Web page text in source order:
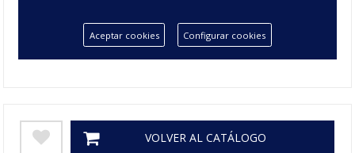
250
VOLVER AL CATÁLOGO
Aceptar cookies Configurar cookies